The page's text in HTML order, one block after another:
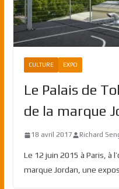
CULTURE EXPO
Le Palais de
de la marque
18 avril 2017 Richard
Le 12 juin 2015 à Paris, à
marque Jordan, une